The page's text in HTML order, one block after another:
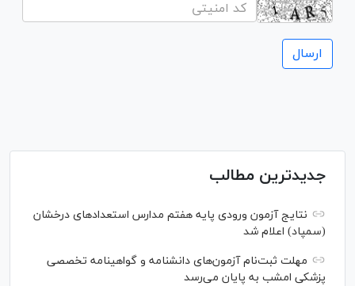
جدیدترین مطالب
نتایج آزمون ورودی پایه هفتم مدارس استعدادهای درخشان
(سمپاد) اعلام شد
مهلت ثبت‌نام آزمون‌های دانشنامه و گواهینامه تخصصی
پزشکی امشب به پایان می‌رسد